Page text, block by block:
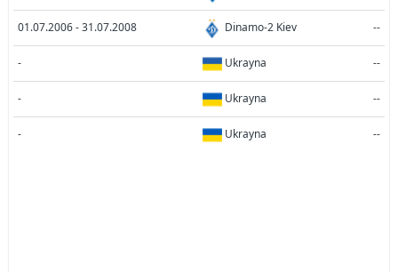
01.07.2006 - 31.07.2008 Dinamo-2 Kiev --
- Ukrayna --
- Ukrayna --
- Ukrayna --